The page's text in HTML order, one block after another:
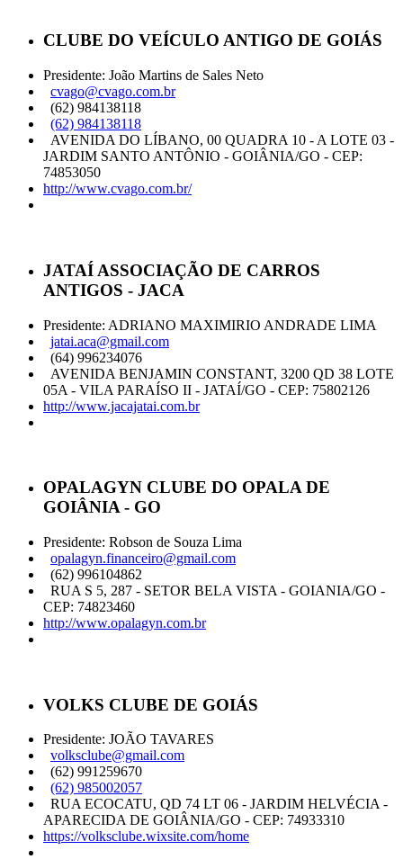
CLUBE DO VEÍCULO ANTIGO DE GOIÁS
Presidente: João Martins de Sales Neto
cvago@cvago.com.br
(62) 984138118
(62) 984138118
AVENIDA DO LÍBANO, 00 QUADRA 10 - A LOTE 03 -
JARDIM SANTO ANTÔNIO - GOIÂNIA/GO - CEP:
74853050
http://www.cvago.com.br/
JATAÍ ASSOCIAÇÃO DE CARROS
ANTIGOS - JACA
Presidente: ADRIANO MAXIMIRIO ANDRADE LIMA
jatai.aca@gmail.com
(64) 996234076
AVENIDA BENJAMIN CONSTANT, 3200 QD 38 LOTE
05A - VILA PARAÍSO II - JATAÍ/GO - CEP: 75802126
http://www.jacajatai.com.br
OPALAGYN CLUBE DO OPALA DE
GOIÂNIA - GO
Presidente: Robson de Souza Lima
opalagyn.financeiro@gmail.com
(62) 996104862
RUA S 5, 287 - SETOR BELA VISTA - GOIANIA/GO -
CEP: 74823460
http://www.opalagyn.com.br
VOLKS CLUBE DE GOIÁS
Presidente: JOÃO TAVARES
volksclube@gmail.com
(62) 991259670
(62) 985002057
RUA ECOCATU, QD 74 LT 06 - JARDIM HELVÉCIA -
APARECIDA DE GOIÂNIA/GO - CEP: 74933310
https://volksclube.wixsite.com/home